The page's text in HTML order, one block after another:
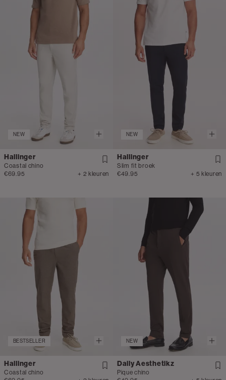
NEW
Hallinger
Coastal chino
€69.95
+ 2 kleuren
NEW
Hallinger
Slim fit broek
€49.95
+ 5 kleuren
BESTSELLER
Hallinger
Coastal chino
NEW
Daily Aesthetikz
Pique chino